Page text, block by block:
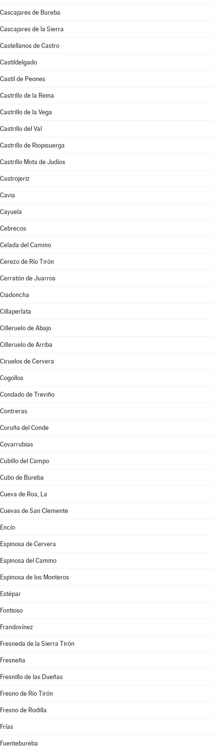
Cascajares de Bureba
Cascajares de la Sierra
Castellanos de Castro
Castildelgado
Castil de Peones
Castrillo de la Reina
Castrillo de la Vega
Castrillo del Val
Castrillo de Riopisuerga
Castrillo Mota de Judíos
Castrojeriz
Cavia
Cayuela
Cebrecos
Celada del Camino
Cerezo de Río Tirón
Cerratón de Juarros
Ciadoncha
Cillaperlata
Cilleruelo de Abajo
Cilleruelo de Arriba
Ciruelos de Cervera
Cogollos
Condado de Treviño
Contreras
Coruña del Conde
Covarrubias
Cubillo del Campo
Cubo de Bureba
Cueva de Roa, La
Cuevas de San Clemente
Encío
Espinosa de Cervera
Espinosa del Camino
Espinosa de los Monteros
Estépar
Fontioso
Frandovínez
Fresneda de la Sierra Tirón
Fresneña
Fresnillo de las Dueñas
Fresno de Río Tirón
Fresno de Rodilla
Frías
Fuentebureba